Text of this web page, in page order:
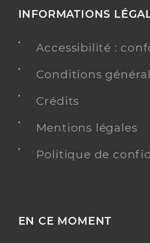
INFORMATIONS
Accessibilité :
Conditions
Crédits
Mentions légales
Politique de
EN CE MOMENT